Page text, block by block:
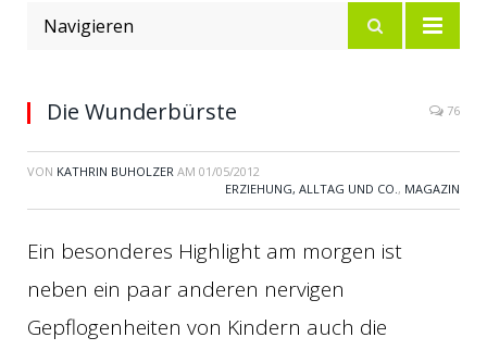
Navigieren
Die Wunderbürste 76
VON KATHRIN BUHOLZER AM 01/05/2012
ERZIEHUNG, ALLTAG UND CO., MAGAZIN
Ein besonderes Highlight am morgen ist
neben ein paar anderen nervigen
Gepflogenheiten von Kindern auch die